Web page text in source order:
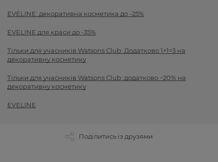
EVELINE: декоративна косметика до -25%
EVELINE для краси до -35%
Тільки для учасників Watsons Club: Додатково 1+1=3 на
декоративну косметику
Тільки для учасників Watsons Club: додатково −20% на
декоративну косметику
EVELINE
Поділитись із друзями